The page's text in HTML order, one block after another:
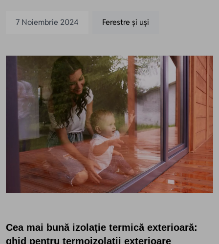
7 Noiembrie 2024 Ferestre și uși
Cea mai bună izolație termică exterioară:
ghid pentru termoizolații exterioare